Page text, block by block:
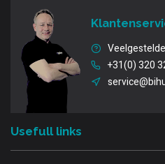
+31(0) 320
Usefull links